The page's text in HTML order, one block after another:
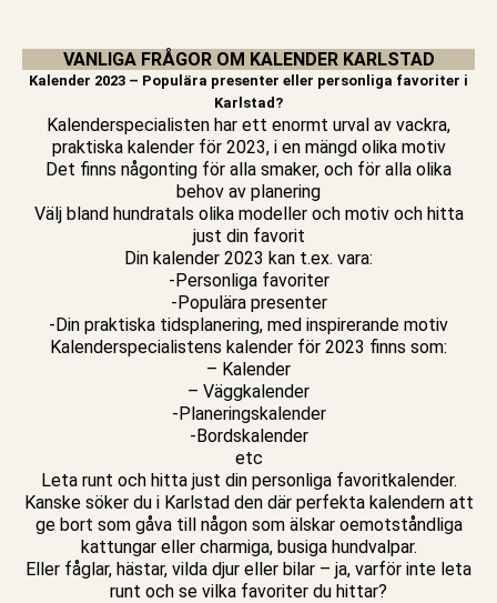
VANLIGA FRÅGOR OM KALENDER KARLSTAD
Kalender 2023 – Populära presenter eller personliga favoriter i
Karlstad?
Kalenderspecialisten har ett enormt urval av vackra,
praktiska kalender för 2023, i en mängd olika motiv
Det finns någonting för alla smaker, och för alla olika
behov av planering
Välj bland hundratals olika modeller och motiv och hitta
just din favorit
Din kalender 2023 kan t.ex. vara:
-Personliga favoriter
-Populära presenter
-Din praktiska tidsplanering, med inspirerande motiv
Kalenderspecialistens kalender för 2023 finns som:
– Kalender
– Väggkalender
-Planeringskalender
-Bordskalender
etc
Leta runt och hitta just din personliga favoritkalender.
Kanske söker du i Karlstad den där perfekta kalendern att
ge bort som gåva till någon som älskar oemotståndliga
kattungar eller charmiga, busiga hundvalpar.
Eller fåglar, hästar, vilda djur eller bilar – ja, varför inte leta
runt och se vilka favoriter du hittar?